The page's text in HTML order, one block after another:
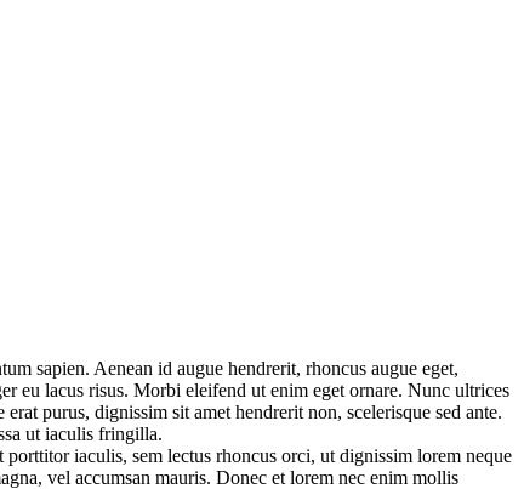
sapien. Aenean id augue hendrerit, rhoncus augue eget,
eu lacus risus. Morbi eleifend ut enim eget ornare. Nunc ultrices
purus, dignissim sit amet hendrerit non, scelerisque sed ante.
ut iaculis fringilla.
iaculis, sem lectus rhoncus orci, ut dignissim lorem neque
vel accumsan mauris. Donec et lorem nec enim mollis